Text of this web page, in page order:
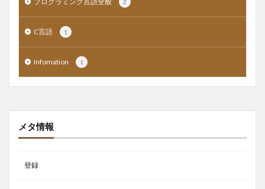
2
C言語 1
Infomation 1
メタ情報
登録